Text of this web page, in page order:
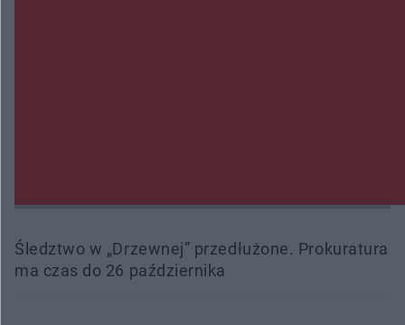
Śledztwo w „Drzewnej” przedłużone. Prokuratura
ma czas do 26 października